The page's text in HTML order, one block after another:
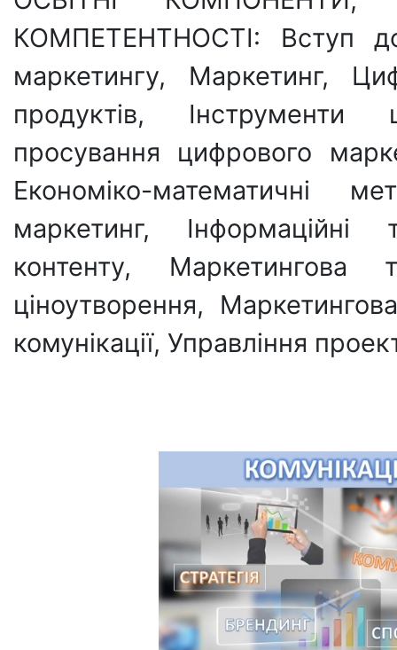
КОМПЕТЕНТНОСТІ: Вступ до
маркетингу, Маркетинг,
продуктів,
просування цифрового
Економіко-математичні
маркетинг, Інформаційні
контенту, Маркетингова
ціноутворення,
комунікації, Управління